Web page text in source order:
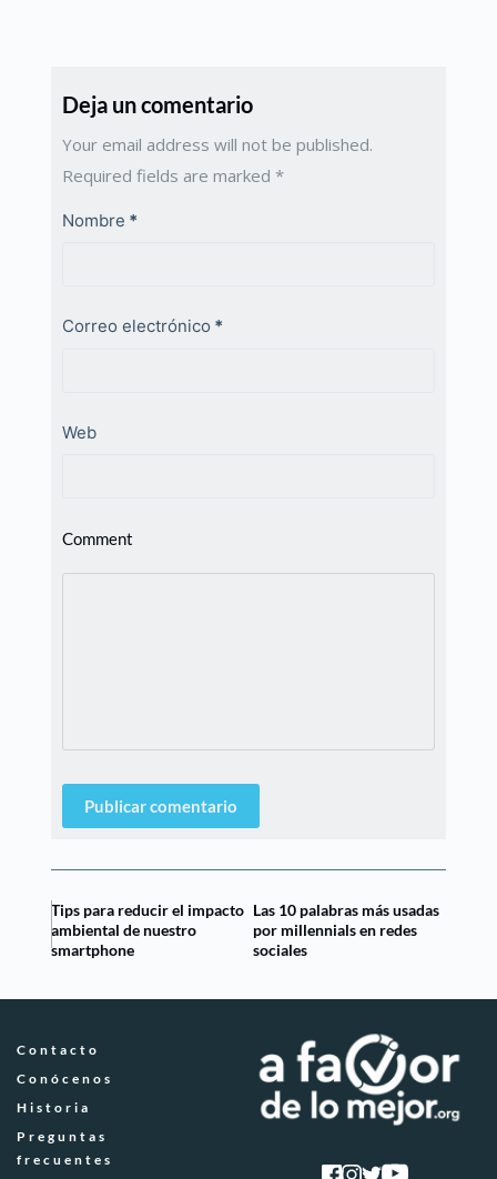
Deja un comentario
Your email address will not be published.
Required fields are marked*
Nombre *
Correo electrónico *
Web
Comment
Publicar comentario
Tips para reducir el impacto
ambiental de nuestro
smartphone
Las 10 palabras más usadas
por millennials en redes
sociales
Contacto
Conócenos
Historia
Preguntas
frecuentes